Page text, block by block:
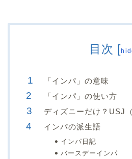
目次 [
「インパ」の意味
「インパ」の使い方
ディズニーだけ？USJ
インパの派生語
インパ日記
バースデーインパ